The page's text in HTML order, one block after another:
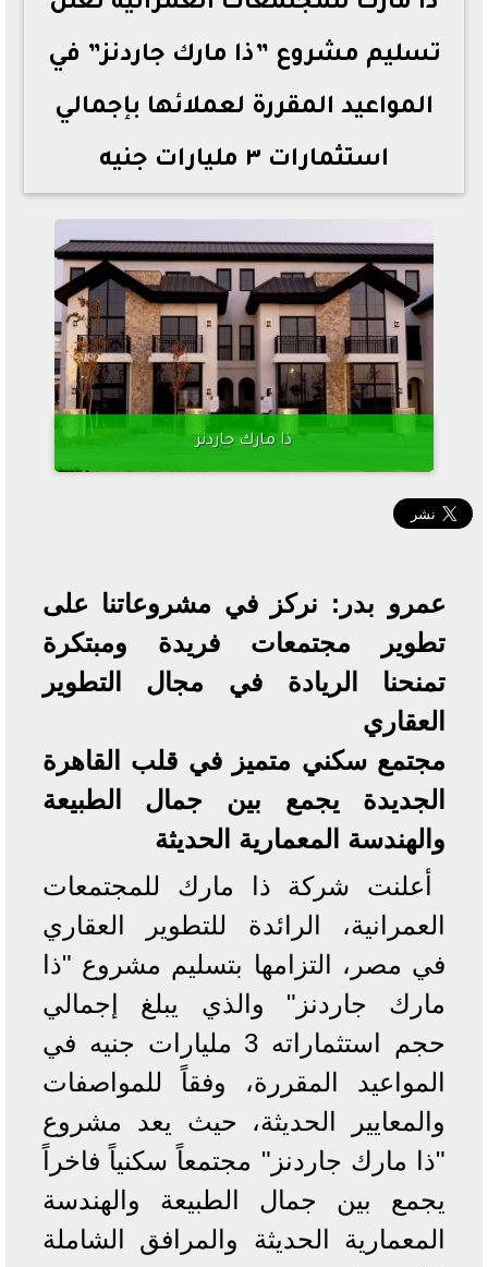
تسليم مشروع ”ذا مارك جاردنز” في
المواعيد المقررة لعملائها بإجمالي
استثمارات ٣ مليارات جنيه
ذا مارك جاردنز
عمرو بدر: نركز في مشروعاتنا على
تطوير مجتمعات فريدة ومبتكرة
تمنحنا الريادة في مجال التطوير
العقاري
مجتمع سكني متميز في قلب القاهرة
الجديدة يجمع بين جمال الطبيعة
والهندسة المعمارية الحديثة
أعلنت شركة ذا مارك للمجتمعات
العمرانية، الرائدة للتطوير العقاري
في مصر، التزامها بتسليم مشروع "ذا
مارك جاردنز" والذي يبلغ إجمالي
حجم استثماراته 3 مليارات جنيه في
المواعيد المقررة، وفقاً للمواصفات
والمعايير الحديثة، حيث يعد مشروع
"ذا مارك جاردنز" مجتمعاً سكنياً فاخراً
يجمع بين جمال الطبيعة والهندسة
المعمارية الحديثة والمرافق الشاملة